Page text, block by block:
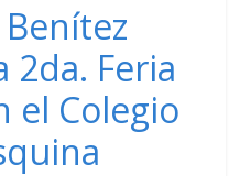
2da. Feria
el Colegio